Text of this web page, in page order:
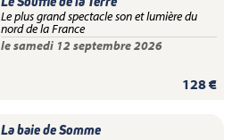
Le plus grand spectacle son et lumière du
nord de la France
le samedi 12 septembre 2026
128 €
La baie de Somme